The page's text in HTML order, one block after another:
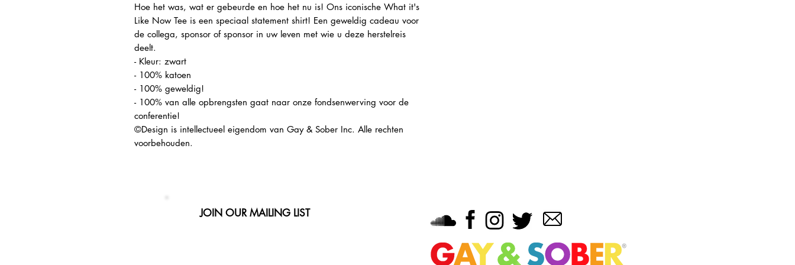
Hoe het was, wat er gebeurde en hoe het nu is! Ons iconische What it's
Like Now Tee is een speciaal statement shirt! Een geweldig cadeau voor
de collega, sponsor of sponsor in uw leven met wie u deze herstelreis
deelt.
- Kleur: zwart
- 100% katoen
- 100% geweldig!
- 100% van alle opbrengsten gaat naar onze fondsenwerving voor de
conferentie!
©Design is intellectueel eigendom van Gay & Sober Inc. Alle rechten
voorbehouden.
JOIN OUR MAILING LIST